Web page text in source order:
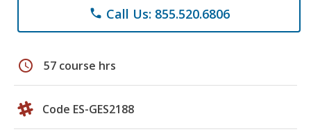
phone Call Us: 855.520.6806
schedule 57 course hrs
Code ES-GES2188